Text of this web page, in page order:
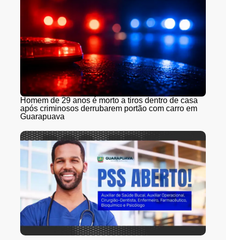
Homem de 29 anos é morto a tiros dentro de casa
após criminosos derrubarem portão com carro em
Guarapuava